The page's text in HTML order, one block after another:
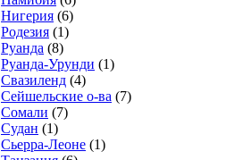
Нигерия (6)
Родезия (1)
Руанда (8)
Руанда-Урунди (1)
Свазиленд (4)
Сейшельские о-ва (7)
Сомали (7)
Судан (1)
Сьерра-Леоне (1)